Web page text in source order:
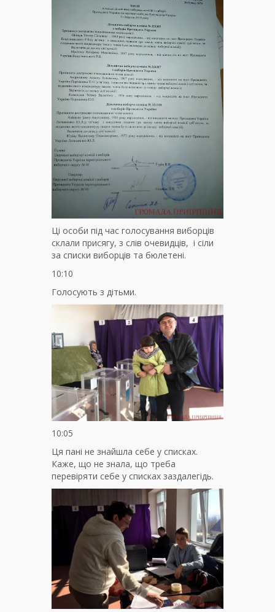
Ці особи під час голосування виборців
склали присягу, з слів очевидців, і сіли
за списки виборців та бюлетені.
10:10
Голосують з дітьми.
10:05
Ця пані не знайшла себе у списках.
Каже, що не знала, що треба
перевіряти себе у списках заздалегідь.